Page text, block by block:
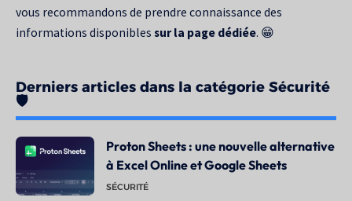
vous recommandons de prendre connaissance des
informations disponibles sur la page dédiée. 😁
Derniers articles dans la catégorie Sécurité
🛡️
Proton Sheets : une nouvelle alternative
à Excel Online et Google Sheets
SÉCURITÉ